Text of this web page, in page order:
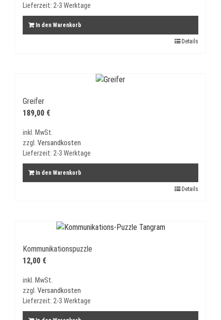
Lieferzeit: 2-3 Werktage
In den Warenkorb
Details
Greifer
189,00 €
inkl. MwSt.
zzgl. Versandkosten
Lieferzeit: 2-3 Werktage
In den Warenkorb
Details
Kommunikationspuzzle
12,00 €
inkl. MwSt.
zzgl. Versandkosten
Lieferzeit: 2-3 Werktage